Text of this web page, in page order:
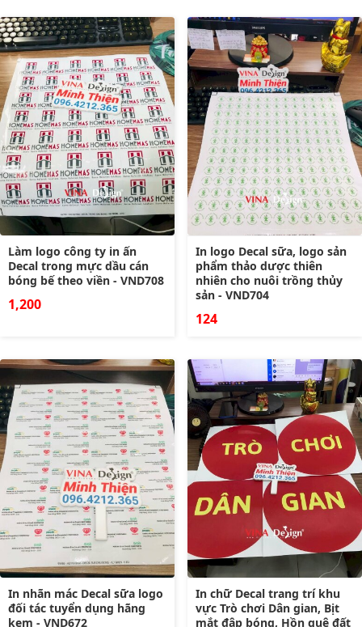
Làm logo công ty in ấn
Decal trong mực dầu cán
bóng bế theo viền - VND708
1,200
In logo Decal sữa, logo sản
phẩm thảo dược thiên
nhiên cho nuôi trồng thủy
sản - VND704
124
In nhãn mác Decal sữa logo
đối tác tuyển dụng hãng
kem - VND672
In chữ Decal trang trí khu
vực Trò chơi Dân gian, Bịt
mắt đập bóng, Hồn quê đất